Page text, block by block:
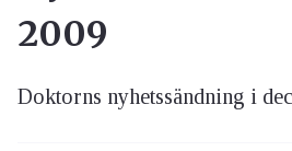
2009
Doktorns nyhetssändning i